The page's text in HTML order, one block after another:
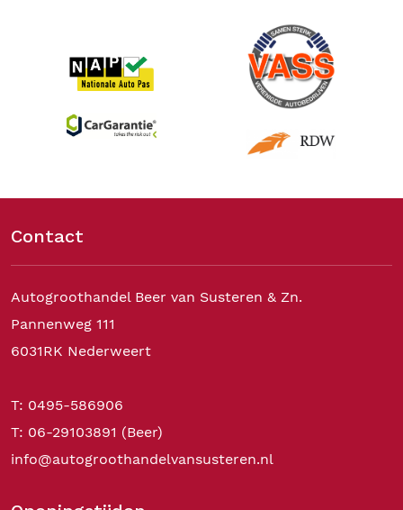
Contact
Autogroothandel Beer van Susteren & Zn.
Pannenweg 111
6031RK Nederweert
T: 0495-586906
T: 06-29103891 (Beer)
info@autogroothandelvansusteren.nl